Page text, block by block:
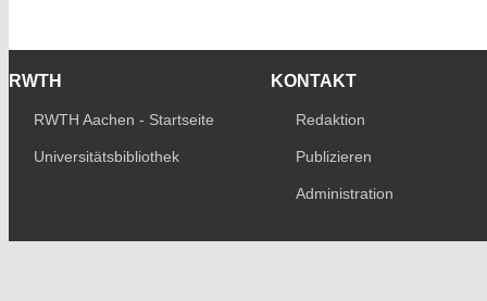
RWTH
RWTH Aachen - Startseite
Universitätsbibliothek
KONTAKT
Redaktion
Publizieren
Administration